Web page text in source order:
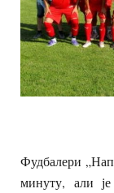
Фудбалери
минуту, али